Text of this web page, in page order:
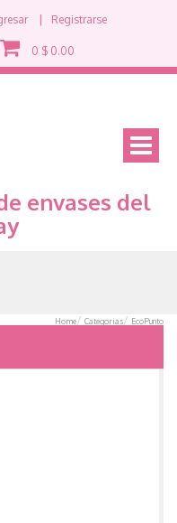
Registrarse
0 $ 0.00
menu
envases del
Home Categorias EcoPunto